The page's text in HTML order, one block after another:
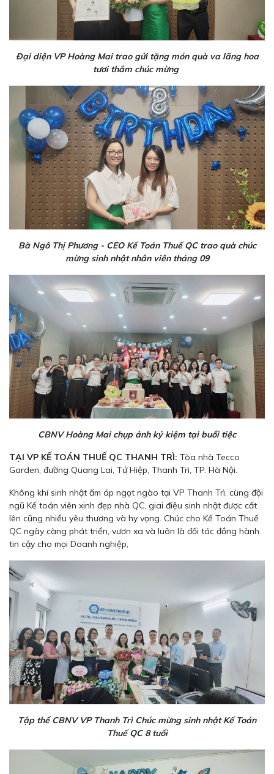
Đại diện VP Hoàng Mai trao gửi tặng món quà va lãng hoa
tươi thắm chúc mừng
Bà Ngô Thị Phương - CEO Kế Toán Thuế QC trao quà chúc
mừng sinh nhật nhân viên tháng 09
CBNV Hoàng Mai chụp ảnh kỷ kiệm tại buổi tiệc
TẠI VP KẾ TOÁN THUẾ QC THANH TRÌ: Tòa nhà Tecco
Garden, đường Quang Lai, Tứ Hiệp, Thanh Trì, TP. Hà Nội.
Không khí sinh nhật ấm áp ngọt ngào tại VP Thanh Trì, cùng đội
ngũ Kế toán viên xinh đẹp nhà QC, giai điệu sinh nhật được cất
lên cũng nhiều yêu thương và hy vọng. Chúc cho Kế Toán Thuế
QC ngày càng phát triển, vươn xa và luôn là đối tác đồng hành
tin cậy cho mọi Doanh nghiệp,
Tập thể CBNV VP Thanh Trì Chúc mừng sinh nhật Kế Toán
Thuế QC 8 tuổi